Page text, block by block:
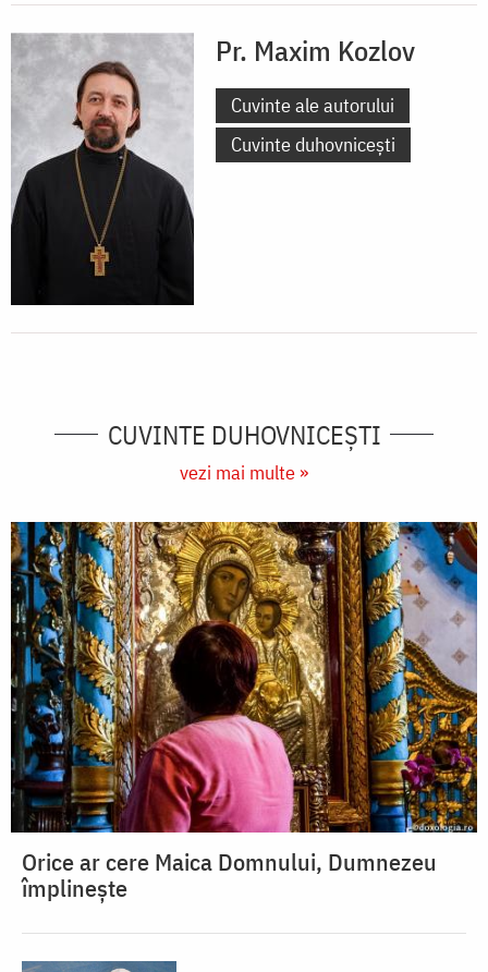
Pr. Maxim Kozlov
Cuvinte ale autorului
Cuvinte duhovnicești
CUVINTE DUHOVNICEȘTI
vezi mai multe »
Orice ar cere Maica Domnului, Dumnezeu
împlinește